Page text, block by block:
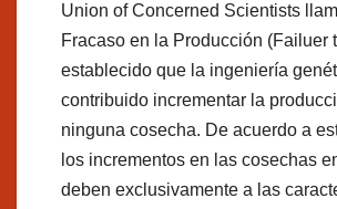
Union of Concerned Scientists
Fracaso en la Producción (Failuer
establecido que la ingeniería
contribuido incrementar la
ninguna cosecha. De acuerdo a
los incrementos en las cosechas
deben exclusivamente a las